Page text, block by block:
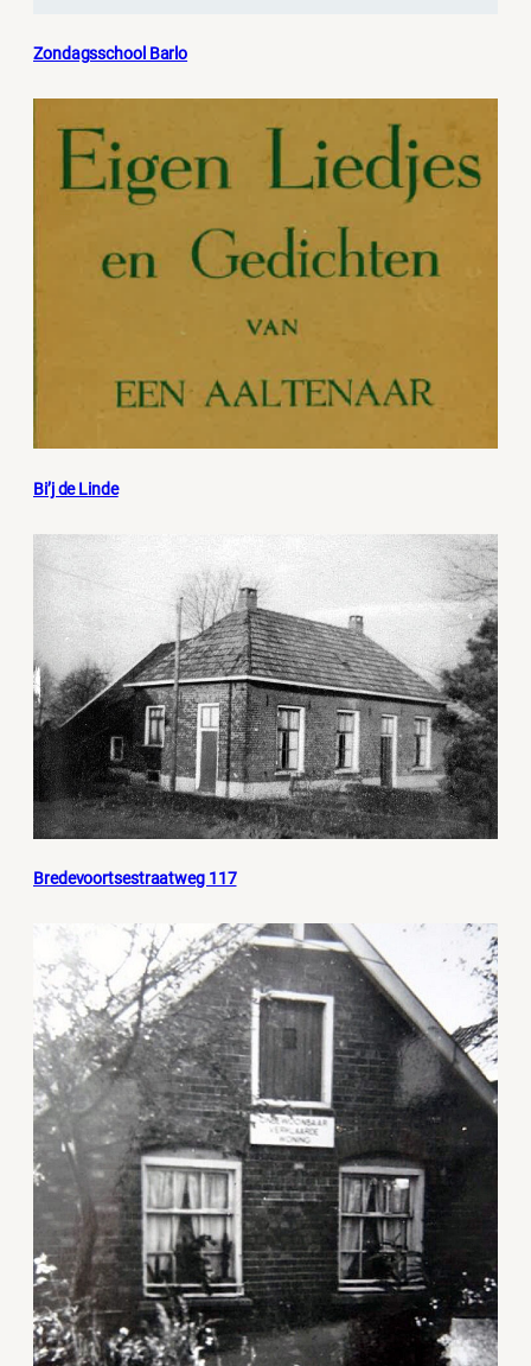
Zondagsschool Barlo
Bi’j de Linde
Bredevoortsestraatweg 117